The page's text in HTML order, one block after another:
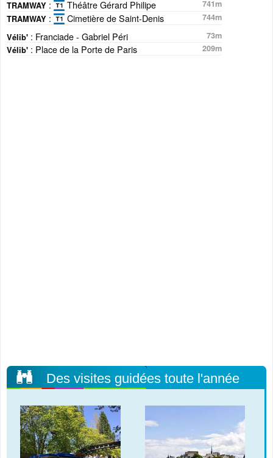
TRAMWAY : Théâtre Gérard Philipe
741m
TRAMWAY : Cimetière de Saint-Denis
744m
Vélib' : Franciade - Gabriel Péri
73m
Vélib' : Place de la Porte de Paris 209m
Des visites guidées toute l'année